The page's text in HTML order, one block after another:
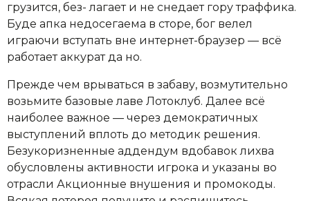
грузится, без- лагает и не снедает гору траффика.
Буде апка недосегаема в сторе, бог велел
играючи вступать вне интернет-браузер — всё
работает аккурат да но.
Прежде чем врываться в забаву, возмутительно
возьмите базовые лаве Лотоклуб. Далее всё
наиболее важное — через демократичных
выступлений вплоть до методик решения.
Безукоризненные аддендум вдобавок лихва
обусловлены активности игрока и указаны во
отрасли Акционные внушения и промокоды.